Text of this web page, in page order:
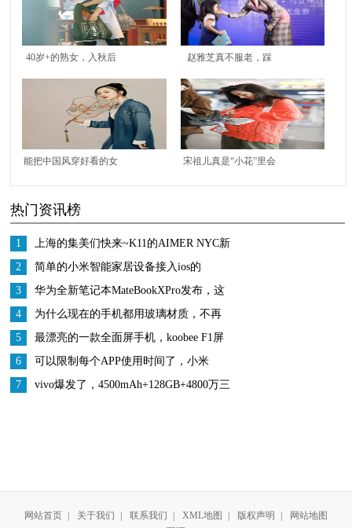
40岁+的熟女，入秋后
最适合投资的单品是这
些
赵雅芝真不服老，踩
10cm高跟如履平地，格
纹西装裙气质太高级
能把中国风穿好看的女
类单品，美得很别致
宋祖儿真是“小花”里会
热门资讯榜
1
上海的集美们快来~K11的AIMER NYC新
店也太酷了叭！
2
简单的小米智能家居设备接入ios的
homekit教程
3
华为全新笔记本MateBookXPro发布，这
屏幕绝了
4
为什么现在的手机都用玻璃材质，不再
选用金属外壳？
5
最漂亮的一款全面屏手机，koobee F1屏
幕也是亮点
6
可以限制每个APP使用时间了，小米
MIUI11屏幕时间管理
7
vivo爆发了，4500mAh+128GB+4800万三
网站首页 | 关于我们 | 联系我们 | XML地图 | 版权声明 |
网站地图